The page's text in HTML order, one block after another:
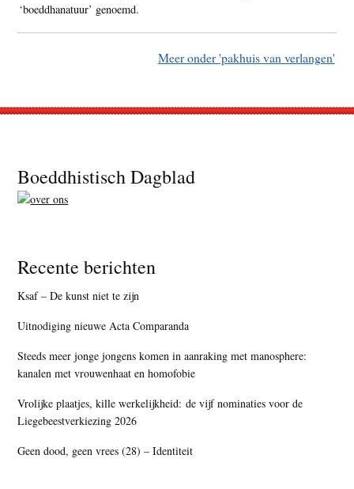
‘boeddhanatuur’ genoemd.
Meer onder 'pakhuis van verlangen'
Footer
Boeddhistisch Dagblad
Recente berichten
Ksaf – De kunst niet te zijn
Uitnodiging nieuwe Acta Comparanda
Steeds meer jonge jongens komen in aanraking met manosphere:
kanalen met vrouwenhaat en homofobie
Vrolijke plaatjes, kille werkelijkheid: de vijf nominaties voor de
Liegebeestverkiezing 2026
Geen dood, geen vrees (28) – Identiteit